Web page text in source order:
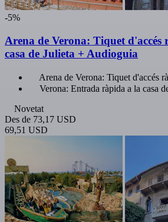
-5%
Arena de Verona: Tiquet
casa de Julieta + Audioguia
Arena de Verona: Tiquet d'accés
Verona: Entrada ràpida a la casa
Novetat
Des de 73,17 USD
69,51 USD